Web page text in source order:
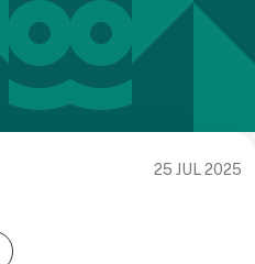
25 JUL 2025